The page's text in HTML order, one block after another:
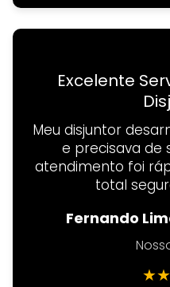
Excelente
Meu disjuntor
e precisava de
atendimento foi
total
Fernando
★★